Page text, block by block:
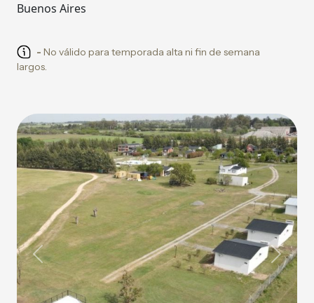
Buenos Aires
- No válido para temporada alta ni fin de semana
largos.
Previous Next